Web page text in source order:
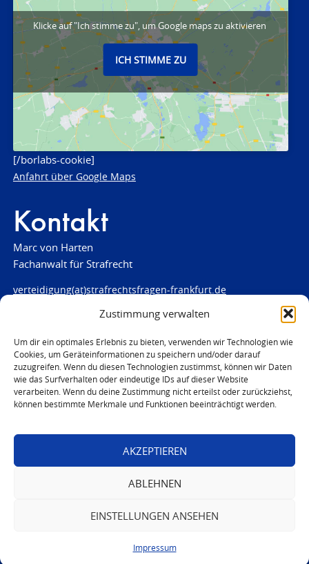
Zustimmung verwalten
Um dir ein optimales Erlebnis zu bieten, verwenden wir Technologien wie
Cookies, um Geräteinformationen zu speichern und/oder darauf
zuzugreifen. Wenn du diesen Technologien zustimmst, können wir Daten
wie das Surfverhalten oder eindeutige IDs auf dieser Website
verarbeiten. Wenn du deine Zustimmung nicht erteilst oder zurückziehst,
können bestimmte Merkmale und Funktionen beeinträchtigt werden.
AKZEPTIEREN
ABLEHNEN
EINSTELLUNGEN ANSEHEN
Impressum
Klicke auf "Ich stimme zu", um Google maps zu aktivieren
ICH STIMME ZU
[/borlabs-cookie]
Anfahrt über Google Maps
Kontakt
Marc von Harten
Fachanwalt für Strafrecht
verteidigung(at)strafrechtsfragen-frankfurt.de
www.strafrechtsfragen-frankfurt.de
Louisenstraße 84
61348 Bad Homburg
Telefon:06172 - 66 28 00
Telefax: 06172 - 66 28 01
0171 - 691 67 67